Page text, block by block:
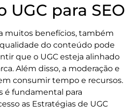
UGC para SEO
muitos benefícios, também
do conteúdo pode
que o UGC esteja alinhado
Além disso, a moderação e
consumir tempo e recursos.
é fundamental para
as Estratégias de UGC